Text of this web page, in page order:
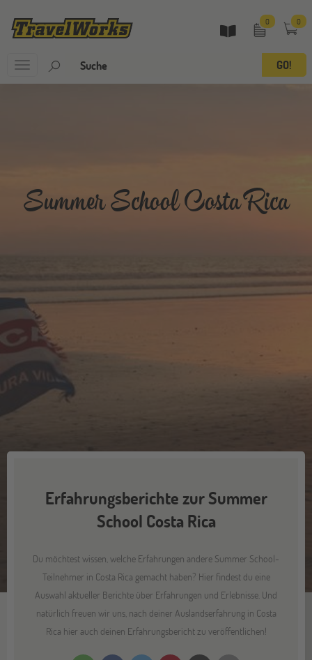
Toggle
navigation
0 0
Summer School Costa Rica
Erfahrungsberichte zur Summer
School Costa Rica
Du möchtest wissen, welche Erfahrungen andere Summer School-
Teilnehmer in Costa Rica gemacht haben? Hier findest du eine
Auswahl aktueller Berichte über Erfahrungen und Erlebnisse. Und
natürlich freuen wir uns, nach deiner Auslandserfahrung in Costa
Rica hier auch deinen Erfahrungsbericht zu veröffentlichen!